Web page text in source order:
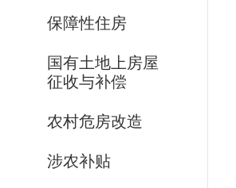
保障性住房
国有土地上房屋
征收与补偿
农村危房改造
涉农补贴